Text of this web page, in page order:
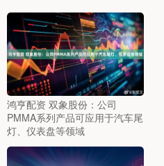
鸿亨配资 双象股份：公司
PMMA系列产品可应用于汽车尾
灯、仪表盘等领域